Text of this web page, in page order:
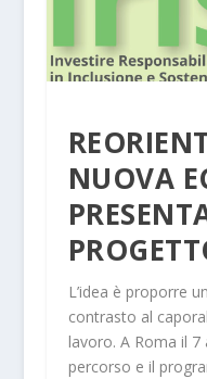
NUOVA
L’idea è proporre
contrasto al
lavoro. A Roma il
percorso e il